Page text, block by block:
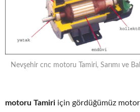
Nevşehir cnc motoru Tamiri, Sarımı ve
motoru Tamiri için gördüğümüz